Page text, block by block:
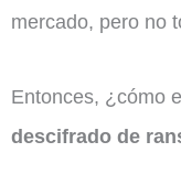
mercado, pero no
Entonces, ¿cómo
descifrado de